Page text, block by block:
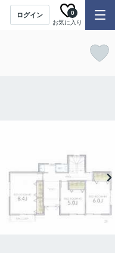
ログイン
お気に入り
0